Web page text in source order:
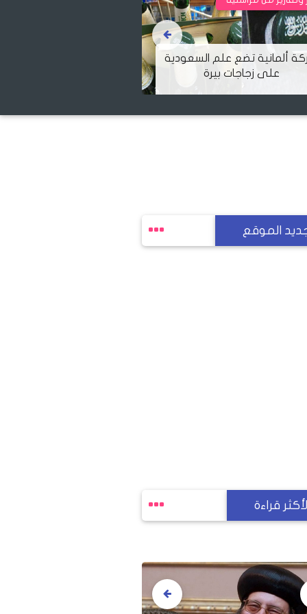
١٠ معلومات عن احتفال القنصلية
الإسرائيلية في تركيا.. وأنقرة
تشارك في ذكرى نكبة العرب
الموقع
الأكثر قراءة